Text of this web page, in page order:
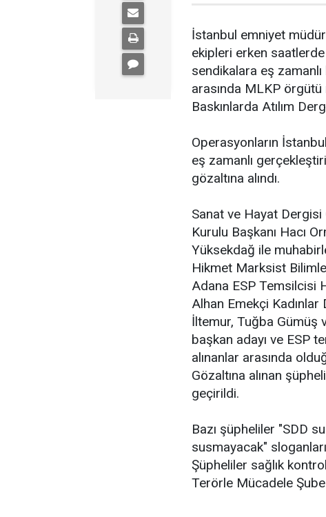
İstanbul emniyet
ekipleri erken
sendikalara eş zamanlı
arasında MLKP örgütü
Baskınlarda Atılım
Operasyonların
eş zamanlı
gözaltına alındı.
Sanat ve Hayat Dergisi
Kurulu Başkanı Hacı
Yüksekdağ ile
Hikmet Marksist
Adana ESP Temsilcisi
Alhan Emekçi
İltemur, Tuğba Gümüş
başkan adayı ve ESP
alınanlar arasında
Gözaltına alınan
geçirildi.
Bazı şüpheliler "SDD
susmayacak"
Şüpheliler sağlık
Terörle Mücadele